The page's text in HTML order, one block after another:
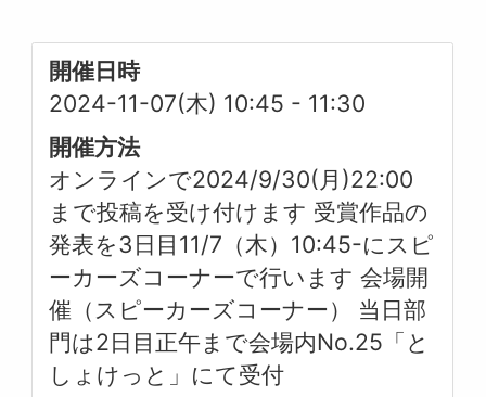
開催日時
2024-11-07(木) 10:45 - 11:30
開催方法
オンラインで2024/9/30(月)22:00
まで投稿を受け付けます 受賞作品の
発表を3日目11/7（木）10:45-にスピ
ーカーズコーナーで行います 会場開
催（スピーカーズコーナー） 当日部
門は2日目正午まで会場内No.25「と
しょけっと」にて受付